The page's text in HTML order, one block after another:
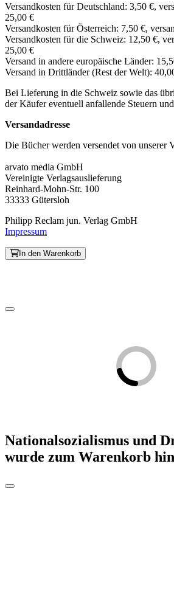
Versandkosten für Deutschland: 3,50 €,
25,00 €
Versandkosten für Österreich: 7,50 €,
Versandkosten für die Schweiz: 12,50 €,
25,00 €
Versand in andere europäische Länder:
Versand in Drittländer (Rest der Welt):
Bei Lieferung in die Schweiz sowie das
der Käufer eventuell anfallende Steuern
Versandadresse
Die Bücher werden versendet von unserer
arvato media GmbH
Vereinigte Verlagsauslieferung
Reinhard-Mohn-Str. 100
33333 Gütersloh
Philipp Reclam jun. Verlag GmbH
Impressum
In den Warenkorb
Nationalsozialismus und
wurde zum Warenkorb